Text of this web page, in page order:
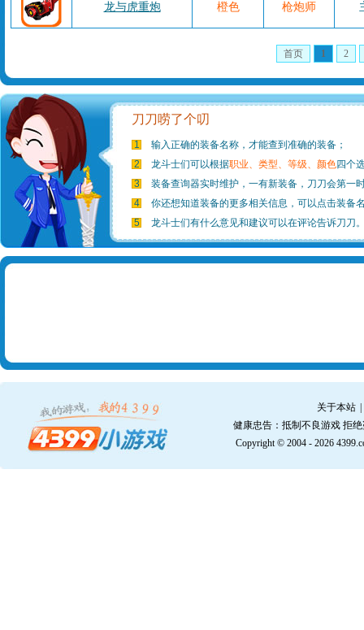
龙与虎重炮 橙色 枪炮师
首页 1 2
刀刀唠了个叨
1
输入正确的装备名称，才能查到准确的装备；
2
龙斗士们可以根据职业、类型、等级、颜色四个
3
装备查询器实时维护，一有新装备，刀刀会第一
4
你还想知道装备的更多相关信息，可以点击装备
5
龙斗士们有什么意见和建议可以在评论告诉刀刀
关于本站
健康忠告：抵制不良游戏 拒
Copyright © 2004 - 2026